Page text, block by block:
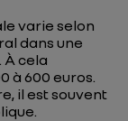
varie selon
dans une
À cela
à 600 euros.
il est souvent